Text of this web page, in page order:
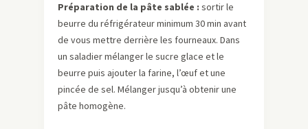
Préparation de la pâte sablée : sortir le
beurre du réfrigérateur minimum 30 min avant
de vous mettre derrière les fourneaux. Dans
un saladier mélanger le sucre glace et le
beurre puis ajouter la farine, l’œuf et une
pincée de sel. Mélanger jusqu’à obtenir une
pâte homogène.